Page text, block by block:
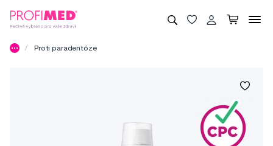
Proti paradentóze